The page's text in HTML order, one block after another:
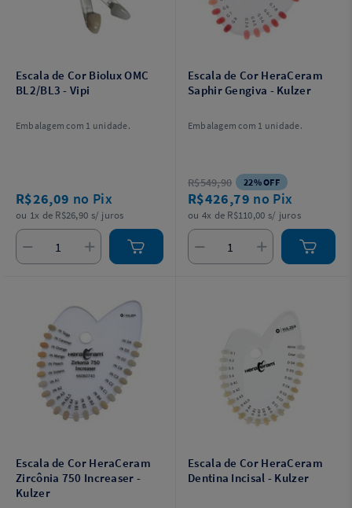
Escala de Cor Biolux OMC
BL2/BL3 - Vipi
Embalagem com 1 unidade.
R$26,09 no Pix
ou 1x de R$26,90 s/ juros
Escala de Cor HeraCeram
Saphir Gengiva - Kulzer
Embalagem com 1 unidade.
R$549,90 22% OFF
R$426,79 no Pix
ou 4x de R$110,00 s/ juros
Escala de Cor HeraCeram
Zircônia 750 Increaser -
Kulzer
Escala de Cor HeraCeram
Dentina Incisal - Kulzer